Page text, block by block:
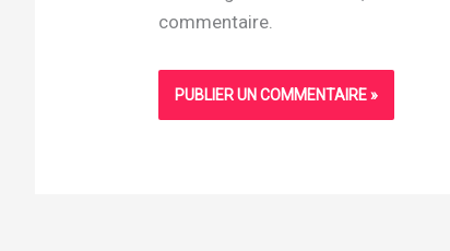
commentaire.